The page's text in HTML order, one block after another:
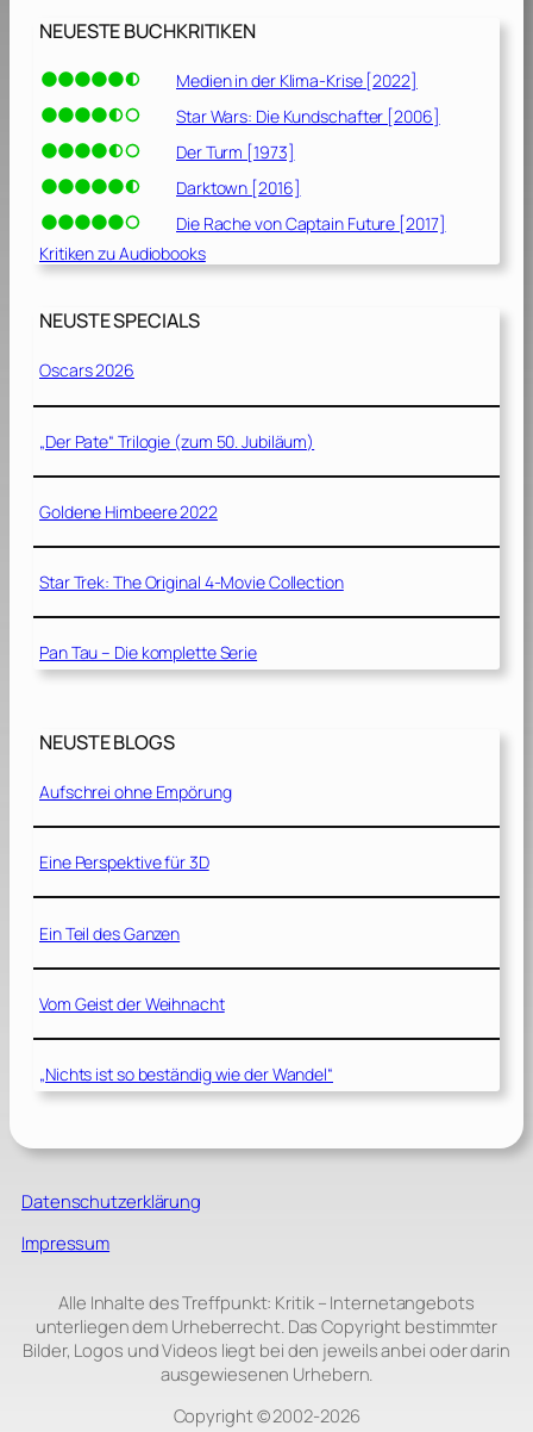
NEUESTE BUCHKRITIKEN
Medien in der Klima-Krise [2022]
Star Wars: Die Kundschafter [2006]
Der Turm [1973]
Darktown [2016]
Die Rache von Captain Future [2017]
Kritiken zu Audiobooks
NEUSTE SPECIALS
Oscars 2026
„Der Pate“ Trilogie (zum 50. Jubiläum)
Goldene Himbeere 2022
Star Trek: The Original 4-Movie Collection
Pan Tau – Die komplette Serie
NEUSTE BLOGS
Aufschrei ohne Empörung
Eine Perspektive für 3D
Ein Teil des Ganzen
Vom Geist der Weihnacht
„Nichts ist so beständig wie der Wandel“
Datenschutzerklärung
Impressum
Alle Inhalte des Treffpunkt: Kritik – Internetangebots
unterliegen dem Urheberrecht. Das Copyright bestimmter
Bilder, Logos und Videos liegt bei den jeweils anbei oder darin
ausgewiesenen Urhebern.
Copyright © 2002‑2026